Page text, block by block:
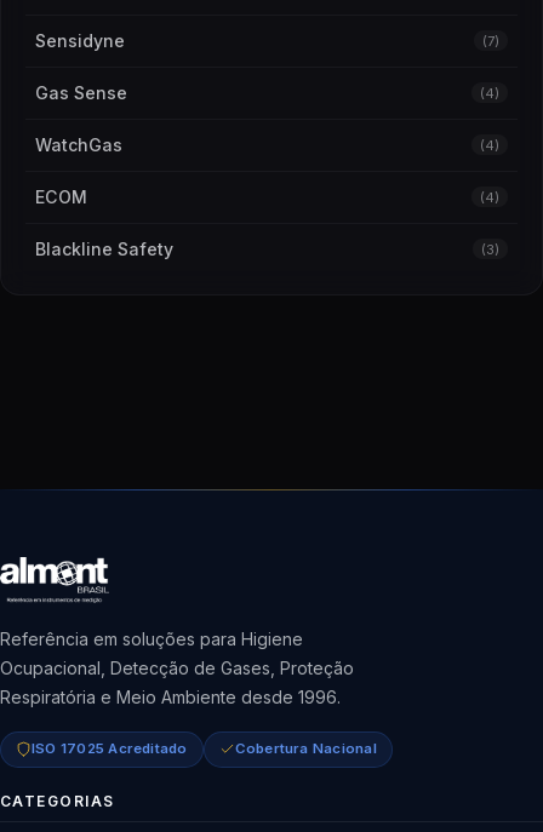
Sensidyne (7)
Gas Sense (4)
WatchGas (4)
ECOM (4)
Blackline Safety (3)
Referência em soluções para Higiene
Ocupacional, Detecção de Gases, Proteção
Respiratória e Meio Ambiente desde 1996.
ISO 17025 Acreditado Cobertura Nacional
CATEGORIAS